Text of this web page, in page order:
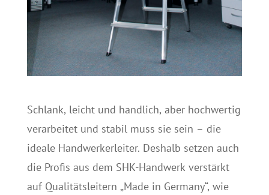
Schlank, leicht und handlich, aber hochwertig
verarbeitet und stabil muss sie sein – die
ideale Handwerkerleiter. Deshalb setzen auch
die Profis aus dem SHK-Handwerk verstärkt
auf Qualitätsleitern „Made in Germany“, wie